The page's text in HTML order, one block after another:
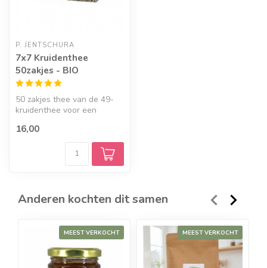
P. JENTSCHURA
7x7 Kruidenthee
50zakjes - BIO
50 zakjes thee van de 49-
kruidenthee voor een
16,00
Anderen kochten dit samen
MEEST VERKOCHT MEEST VERKOCHT